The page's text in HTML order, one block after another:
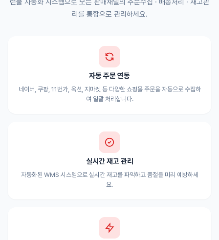
런풀 자동화 시스템으로 모든 판매채널의 주문수집 · 배송처리 · 재고관
리를 통합으로 관리하세요.
자동 주문 연동
네이버, 쿠팡, 11번가, 옥션, 지마켓 등 다양한 쇼핑몰 주문을 자동으로 수집하
여 일괄 처리합니다.
실시간 재고 관리
자동화된 WMS 시스템으로 실시간 재고를 파악하고 품절을 미리 예방하세
요.